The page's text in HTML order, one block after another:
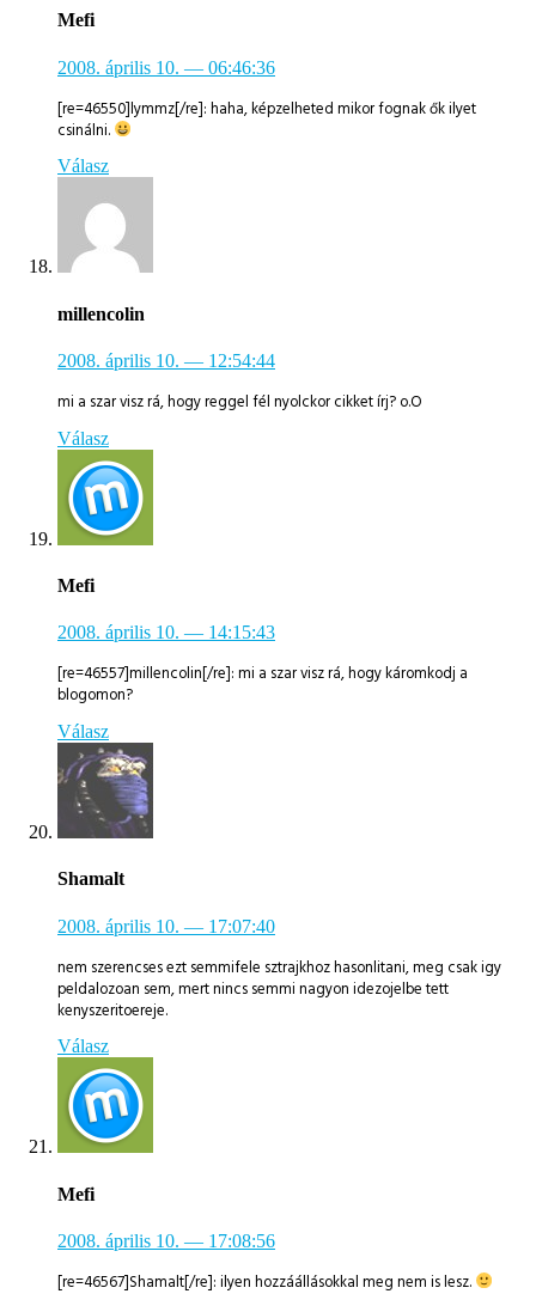
Mefi
2008. április 10. — 06:46:36
[re=46550]lymmz[/re]: haha, képzelheted mikor fognak ők ilyet
csinálni.
Válasz
millencolin
2008. április 10. — 12:54:44
mi a szar visz rá, hogy reggel fél nyolckor cikket írj? o.O
Válasz
Mefi
2008. április 10. — 14:15:43
[re=46557]millencolin[/re]: mi a szar visz rá, hogy káromkodj a
blogomon?
Válasz
Shamalt
2008. április 10. — 17:07:40
nem szerencses ezt semmifele sztrajkhoz hasonlitani, meg csak igy
peldalozoan sem, mert nincs semmi nagyon idezojelbe tett
kenyszeritoereje.
Válasz
Mefi
2008. április 10. — 17:08:56
[re=46567]Shamalt[/re]: ilyen hozzáállásokkal meg nem is lesz.